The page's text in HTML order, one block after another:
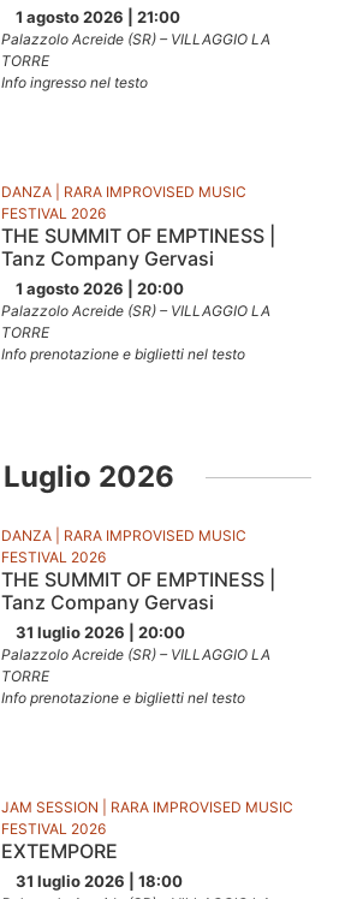
1 agosto 2026 | 21:00
Palazzolo Acreide (SR) – VILLAGGIO LA
TORRE
Info ingresso nel testo
DANZA | RARA IMPROVISED MUSIC
FESTIVAL 2026
THE SUMMIT OF EMPTINESS |
Tanz Company Gervasi
1 agosto 2026 | 20:00
Palazzolo Acreide (SR) – VILLAGGIO LA
TORRE
Info prenotazione e biglietti nel testo
Luglio 2026
DANZA | RARA IMPROVISED MUSIC
FESTIVAL 2026
THE SUMMIT OF EMPTINESS |
Tanz Company Gervasi
31 luglio 2026 | 20:00
Palazzolo Acreide (SR) – VILLAGGIO LA
TORRE
Info prenotazione e biglietti nel testo
JAM SESSION | RARA IMPROVISED MUSIC
FESTIVAL 2026
EXTEMPORE
31 luglio 2026 | 18:00